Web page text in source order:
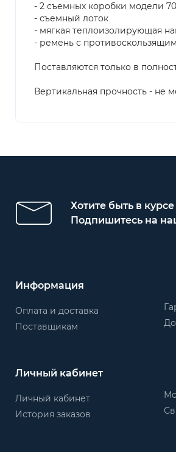
- 2 съемных коробки модели
- съемный лоток
- мягкая теплоизолирующая
- ремень с
Поставляются только в
Вертикальная прочность - не
Хотите быть в
Подпишитесь на
Информация
Оплата и доставка
Поставщикам
Личный кабинет
Личный кабинет
История заказов